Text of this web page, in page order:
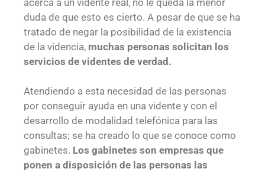
duda de que esto es cierto. A pesar de que se ha
tratado de negar la posibilidad de la existencia
de la videncia, muchas personas solicitan los
servicios de videntes de verdad.
Atendiendo a esta necesidad de las personas
por conseguir ayuda en una vidente y con el
desarrollo de modalidad telefónica para las
consultas; se ha creado lo que se conoce como
gabinetes. Los gabinetes son empresas que
ponen a disposición de las personas las